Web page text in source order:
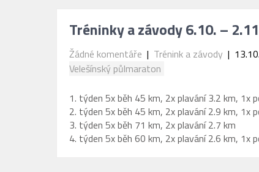
Tréninky a závody 6.10. –
Žádné komentáře | Trénink a závody |
Velešínský půlmaraton
1. týden 5x běh 45 km, 2x plavání 3.2 km, 1x
2. týden 5x běh 45 km, 2x plavání 2.9 km, 1x
3. týden 5x běh 71 km, 2x plavání 2.7 km
4. týden 5x běh 60 km, 2x plavání 2.6 km, 1x